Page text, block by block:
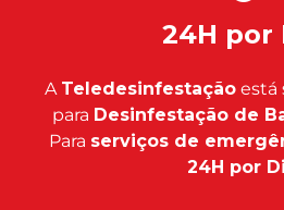
24H por
A Teledesinfestação está
para Desinfestação de
Para serviços de
24H por